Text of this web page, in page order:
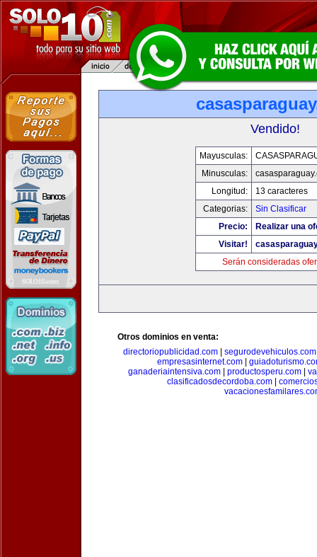
Vendido!
Mayusculas:
Minusculas:
Longitud:
13 caracteres
Categorias:
Sin Clasificar
Precio:
Realizar una
Visitar!
Serán consideradas
Otros dominios en venta:
directoriopublicidad.com
segurodevehiculos.com
empresasinternet.com|
ganaderiaintensiva.com| productosperu.com|
clasificadosdecordoba.com